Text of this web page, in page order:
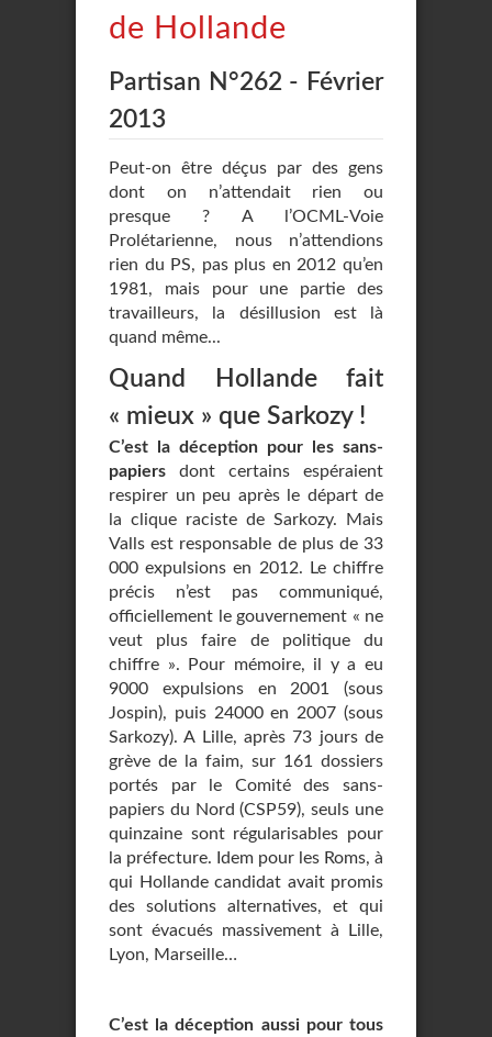
de Hollande
Partisan N°262 - Février
2013
Peut-on être déçus par des gens
dont on n’attendait rien ou
presque ? A l’OCML-Voie
Prolétarienne, nous n’attendions
rien du PS, pas plus en 2012 qu’en
1981, mais pour une partie des
travailleurs, la désillusion est là
quand même...
Quand Hollande fait
« mieux » que Sarkozy !
C’est la déception pour les sans-
papiers dont certains espéraient
respirer un peu après le départ de
la clique raciste de Sarkozy. Mais
Valls est responsable de plus de 33
000 expulsions en 2012. Le chiffre
précis n’est pas communiqué,
officiellement le gouvernement « ne
veut plus faire de politique du
chiffre ». Pour mémoire, il y a eu
9000 expulsions en 2001 (sous
Jospin), puis 24000 en 2007 (sous
Sarkozy). A Lille, après 73 jours de
grève de la faim, sur 161 dossiers
portés par le Comité des sans-
papiers du Nord (CSP59), seuls une
quinzaine sont régularisables pour
la préfecture. Idem pour les Roms, à
qui Hollande candidat avait promis
des solutions alternatives, et qui
sont évacués massivement à Lille,
Lyon, Marseille…
C’est la déception aussi pour tous